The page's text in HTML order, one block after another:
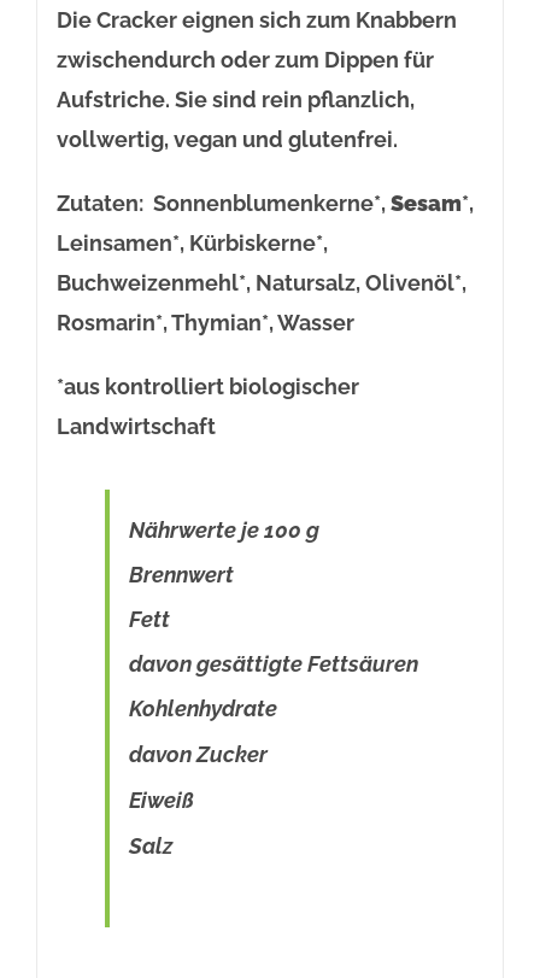
Die Cracker eignen sich zum Knabbern
zwischendurch oder zum Dippen für
Aufstriche. Sie sind rein pflanzlich,
vollwertig, vegan und glutenfrei.
Zutaten: Sonnenblumenkerne*,Sesam*,
Leinsamen*, Kürbiskerne*,
Buchweizenmehl*, Natursalz, Olivenöl*,
Rosmarin*, Thymian*, Wasser
*aus kontrolliert biologischer
Landwirtschaft
Nährwerte je 100 g
Brennwert
Fett
davon gesättigte Fettsäuren
Kohlenhydrate
davon Zucker
Eiweiß
Salz